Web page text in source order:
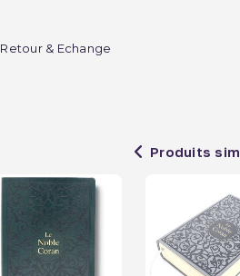
Retour & Echange
Produits